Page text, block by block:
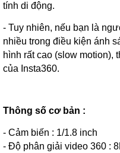
tính di động.
- Tuy nhiên, nếu bạn là
nhiều trong điều kiện ánh
hình rất cao (slow motion),
của Insta360.
Thông số cơ bản :
- Cảm biến : 1/1.8 inch
- Độ phân giải video 360 :